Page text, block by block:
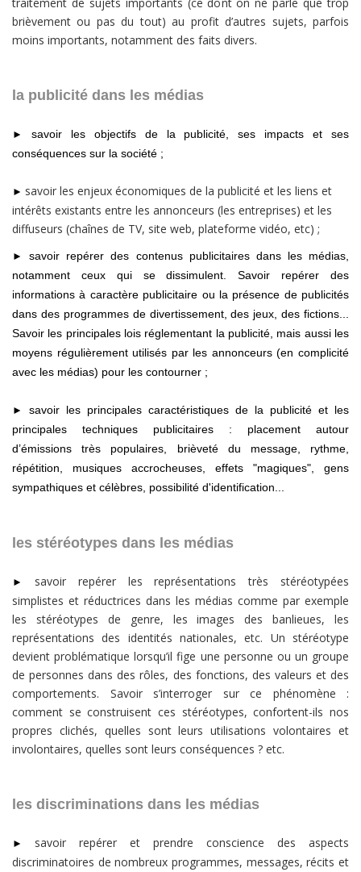
traitement de sujets importants (ce dont on ne parle que trop
brièvement ou pas du tout) au profit d’autres sujets, parfois
moins importants, notamment des faits divers.
la publicité dans les médias
►
savoir les objectifs de la publicité, ses impacts et ses
conséquences sur la société ;
► savoir les enjeux économiques de la publicité et les liens et
intérêts existants entre les annonceurs (les entreprises) et les
diffuseurs (chaînes de TV, site web, plateforme vidéo, etc) ;
►
savoir repérer des contenus publicitaires dans les médias,
notamment ceux qui se dissimulent. Savoir repérer des
informations à caractère publicitaire ou la présence de publicités
dans des programmes de divertissement, des jeux, des fictions...
Savoir les principales lois réglementant la publicité, mais aussi les
moyens régulièrement utilisés par les annonceurs (en complicité
avec les médias) pour les contourner ;
►
savoir les principales caractéristiques de la publicité et les
principales techniques publicitaires : placement autour
d’émissions très populaires, brièveté du message, rythme,
répétition, musiques accrocheuses, effets "magiques", gens
sympathiques et célèbres, possibilité d'identification...
les stéréotypes dans les médias
►
savoir repérer les représentations très stéréotypées
simplistes et réductrices dans les médias comme par exemple
les stéréotypes de genre, les images des banlieues, les
représentations des identités nationales, etc. Un stéréotype
devient problématique lorsqu’il fige une personne ou un groupe
de personnes dans des rôles, des fonctions, des valeurs et des
comportements. Savoir s’interroger sur ce phénomène :
comment se construisent ces stéréotypes, confortent-ils nos
propres clichés, quelles sont leurs utilisations volontaires et
involontaires, quelles sont leurs conséquences ? etc.
les discriminations dans les médias
► savoir repérer et prendre conscience des aspects
discriminatoires de nombreux programmes, messages, récits et